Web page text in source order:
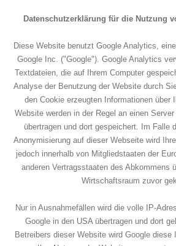
Datenschutzerklärung für die Nutzung
Diese Website benutzt Google Analytics,
Google Inc. ("Google"). Google Analytics
Textdateien, die auf Ihrem Computer
Analyse der Benutzung der Website durch
den Cookie erzeugten Informationen über
Website werden in der Regel an einen
übertragen und dort gespeichert. Im Falle
Anonymisierung auf dieser Webseite wird
jedoch innerhalb von Mitgliedstaaten der
anderen Vertragsstaaten des Abkommens
Wirtschaftsraum zuvor
Nur in Ausnahmefällen wird die volle IP-
Google in den USA übertragen und dort
Betreibers dieser Website wird Google diese